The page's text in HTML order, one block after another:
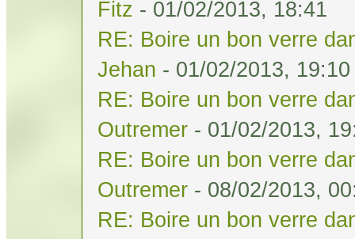
Fitz - 01/02/2013, 18:41
RE: Boire un bon verre
Jehan - 01/02/2013, 19:10
RE: Boire un bon verre
Outremer - 01/02/2013,
RE: Boire un bon verre
Outremer - 08/02/2013,
RE: Boire un bon verre